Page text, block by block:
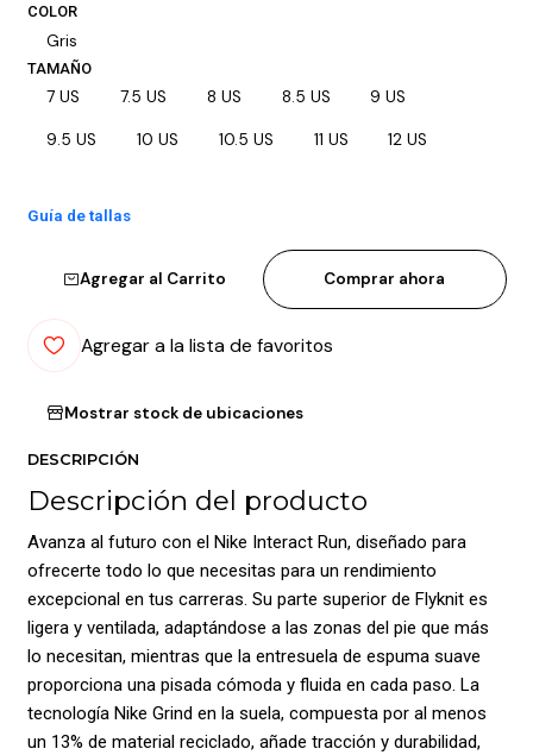
COLOR
Gris
TAMAÑO
7 US 7.5 US 8 US 8.5 US 9 US
9.5 US 10 US 10.5 US 11 US 12 US
Guía de tallas
Agregar al Carrito Comprar ahora
Agregar a la lista de favoritos
Mostrar stock de ubicaciones
DESCRIPCIÓN
Descripción del producto
Avanza al futuro con el Nike Interact Run, diseñado para
ofrecerte todo lo que necesitas para un rendimiento
excepcional en tus carreras. Su parte superior de Flyknit es
ligera y ventilada, adaptándose a las zonas del pie que más
lo necesitan, mientras que la entresuela de espuma suave
proporciona una pisada cómoda y fluida en cada paso. La
tecnología Nike Grind en la suela, compuesta por al menos
un 13% de material reciclado, añade tracción y durabilidad,